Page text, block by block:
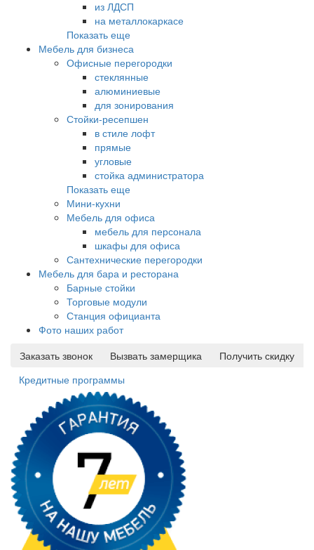
из ЛДСП
на металлокаркасе
Показать еще
Мебель для бизнеса
Офисные перегородки
стеклянные
алюминиевые
для зонирования
Стойки-ресепшен
в стиле лофт
прямые
угловые
стойка администратора
Показать еще
Мини-кухни
Мебель для офиса
мебель для персонала
шкафы для офиса
Сантехнические перегородки
Мебель для бара и ресторана
Барные стойки
Торговые модули
Станция официанта
Фото наших работ
Заказать звонок
Вызвать замерщика
Получить скидку
Кредитные программы